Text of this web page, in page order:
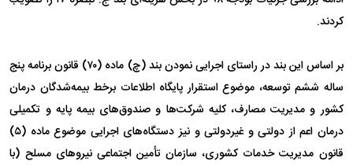
کردند.
بر اساس این بند در راستای اجرایی نمودن بند (چ) ماده (۷۰) قانون برنامه پنج
ساله ششم توسعه، موضوع استقرار پایگاه اطلاعات برخط بیمه‌شدگان درمان
کشور و مدیریت مصارف، کلیه شرکت‌ها و صندوق‌های بیمه پایه و تکمیلی
درمان اعم از دولتی و غیردولتی و نیز دستگاه‌های اجرایی موضوع ماده (۵)
قانون مدیریت خدمات کشوری، سازمان تأمین اجتماعی نیرو‌های مسلح (با